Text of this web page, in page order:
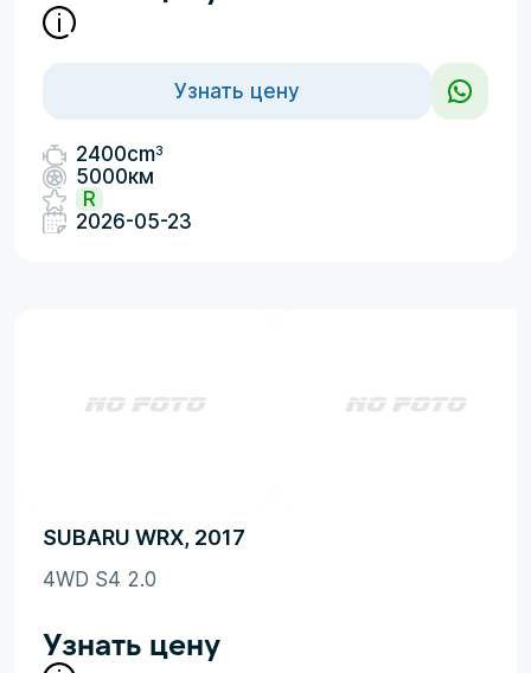
Узнать цену
2400cm3
5000км
R
2026-05-23
SUBARU WRX, 2017
4WD S4 2.0
Узнать цену